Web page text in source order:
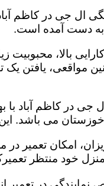
ال جی در کاظم
به دست آمده است.
بالا، محبوبیت
یافتن یک
جی در کاظم آباد
می باشد.
امکان تعمیر
خود منتظر